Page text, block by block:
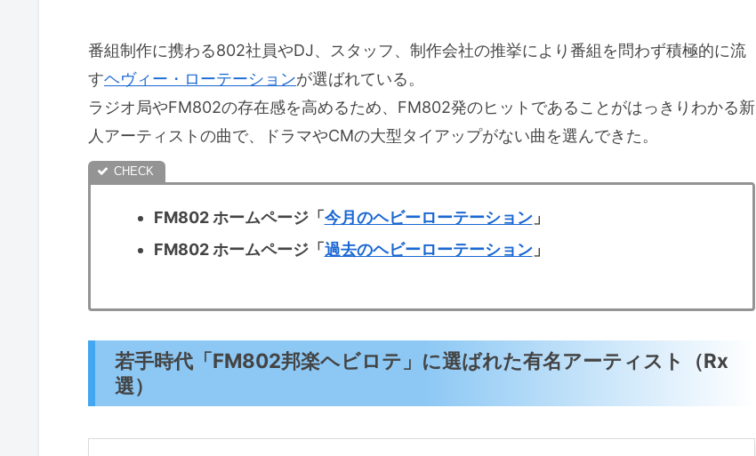
番組制作に携わる802社員やDJ、スタッフ、制作会社の推挙により番組を問わず積極的に流
すヘヴィー・ローテーションが選ばれている。
ラジオ局やFM802の存在感を高めるため、FM802発のヒットであることがはっきりわかる新
人アーティストの曲で、ドラマやCMの大型タイアップがない曲を選んできた。
FM802 ホームページ「 今月のヘビーローテーション」
FM802 ホームページ「過去のヘビーローテーション」
若手時代「FM802邦楽ヘビロテ」に選ばれた有名アーティスト（Rx
選）